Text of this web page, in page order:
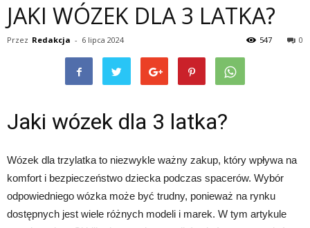
JAKI WÓZEK DLA 3 LATKA?
Przez Redakcja - 6 lipca 2024 0
547
Jaki wózek dla 3 latka?
Wózek dla trzylatka to niezwykle ważny zakup, który wpływa na
komfort i bezpieczeństwo dziecka podczas spacerów. Wybór
odpowiedniego wózka może być trudny, ponieważ na rynku
dostępnych jest wiele różnych modeli i marek. W tym artykule